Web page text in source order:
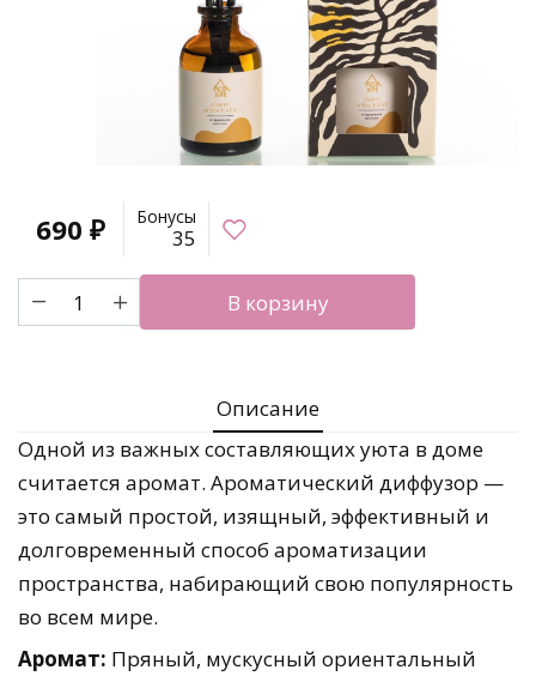
690 ₽ Бонусы
35
Количество
товара
Ароматический
В корзину
Описание
Одной из важных составляющих уюта в доме
считается аромат. Ароматический диффузор —
это самый простой, изящный, эффективный и
долговременный способ ароматизации
пространства, набирающий свою популярность
во всем мире.
Аромат: Пряный, мускусный ориентальный